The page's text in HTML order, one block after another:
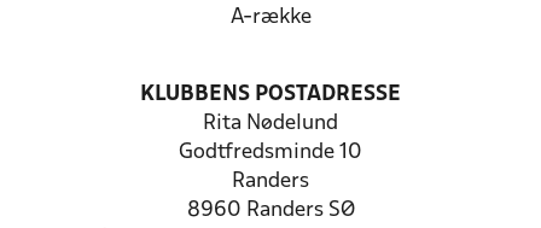
A-række
KLUBBENS POSTADRESSE
Rita Nødelund
Godtfredsminde 10
Randers
8960 Randers SØ